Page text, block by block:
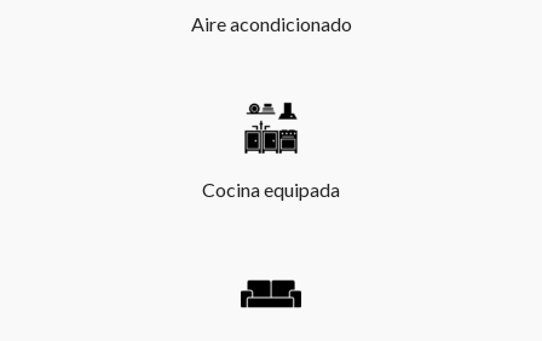
Aire acondicionado
Cocina equipada